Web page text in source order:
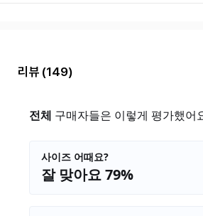
리뷰 (149)